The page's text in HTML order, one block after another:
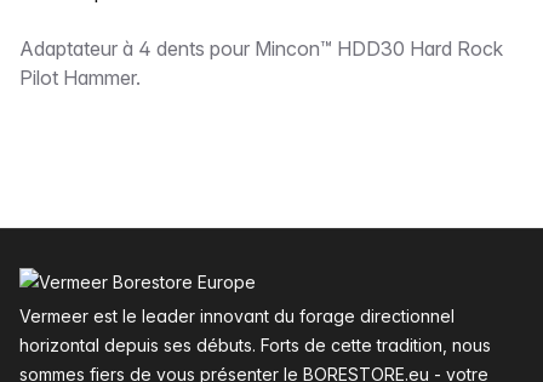
Description
Adaptateur à 4 dents pour Mincon™ HDD30 Hard Rock
Pilot Hammer.
Vermeer est le leader innovant du forage directionnel
horizontal depuis ses débuts. Forts de cette tradition, nous
sommes fiers de vous présenter le BORESTORE.eu - votre